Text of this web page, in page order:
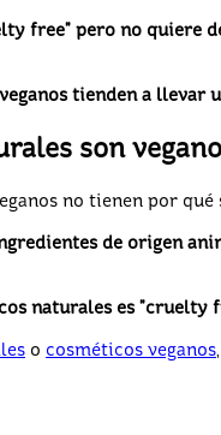
free" pero no quiere
tienden a llevar
son
no tienen por
de origen
naturales es "cruelty
o cosméticos veganos